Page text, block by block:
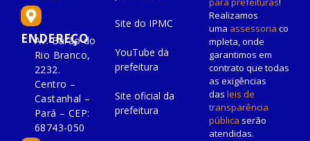
ENDEREÇO
Av. Barão do
Rio Branco,
2232.
Centro –
Castanhal –
Pará – CEP:
68743-050
Site do IPMC
YouTube da
prefeitura
Site oficial da
prefeitura
Realizamos
uma assessoria co
mpleta, onde
garantimos em
contrato que todas
as exigências
das leis de
transparência
pública serão
atendidas.